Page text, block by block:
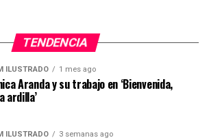
TENDENCIA
ILUSTRADO 1 mes ago
Aranda y su trabajo en ‘Bienvenida,
ardilla’
ILUSTRADO 3 semanas ago